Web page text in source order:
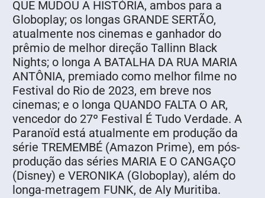
QUE MUDOU A HISTÓRIA, ambos para a
Globoplay; os longas GRANDE SERTÃO,
atualmente nos cinemas e ganhador do
prêmio de melhor direção Tallinn Black
Nights; o longa A BATALHA DA RUA MARIA
ANTÔNIA, premiado como melhor filme no
Festival do Rio de 2023, em breve nos
cinemas; e o longa QUANDO FALTA O AR,
vencedor do 27º Festival É Tudo Verdade. A
Paranoïd está atualmente em produção da
série TREMEMBÉ (Amazon Prime), em pós-
produção das séries MARIA E O CANGAÇO
(Disney) e VERONIKA (Globoplay), além do
longa-metragem FUNK, de Aly Muritiba.